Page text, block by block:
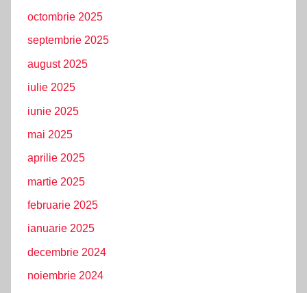
octombrie 2025
septembrie 2025
august 2025
iulie 2025
iunie 2025
mai 2025
aprilie 2025
martie 2025
februarie 2025
ianuarie 2025
decembrie 2024
noiembrie 2024